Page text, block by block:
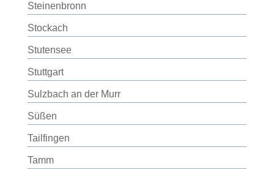
Steinenbronn
Stockach
Stutensee
Stuttgart
Sulzbach an der Murr
Süßen
Tailfingen
Tamm